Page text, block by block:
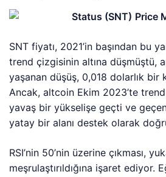
SNT fiyatı, 2021’in başından bu
trend çizgisinin altına düşmüştü,
yaşanan düşüş, 0,018 dolarlık bir
Ancak, altcoin Ekim 2023’te
yavaş bir yükselişe geçti ve
yatay bir alanı destek olarak
RSI’nin 50’nin üzerine çıkması,
meşrulaştırıldığına işaret ediyor.